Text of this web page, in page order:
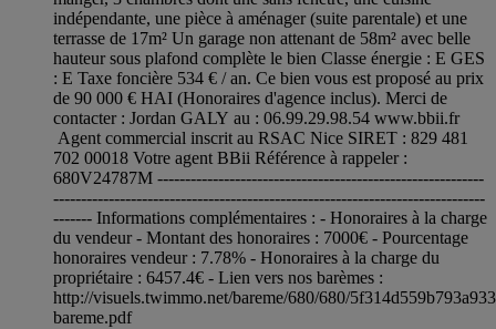
indépendante, une pièce à aménager (suite parentale) et une
terrasse de 17m² Un garage non attenant de 58m² avec belle
hauteur sous plafond complète le bien Classe énergie : E GES
: E Taxe foncière 534 € / an. Ce bien vous est proposé au prix
de 90 000 € HAI (Honoraires d'agence inclus). Merci de
contacter : Jordan GALY au : 06.99.29.98.54 www.bbii.fr
Agent commercial inscrit au RSAC Nice SIRET : 829 481
702 00018 Votre agent BBii Référence à rappeler :
680V24787M -----------------------------------------------------------
------------------------------------------------------------------------------
------- Informations complémentaires : - Honoraires à la charge
du vendeur - Montant des honoraires : 7000€ - Pourcentage
honoraires vendeur : 7.78% - Honoraires à la charge du
propriétaire : 6457.4€ - Lien vers nos barèmes :
http://visuels.twimmo.net/bareme/680/680/
bareme.pdf